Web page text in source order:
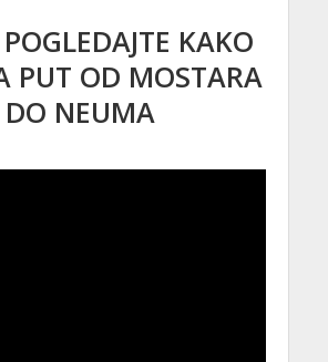
KAKO
PUT OD MOSTARA
DO NEUMA